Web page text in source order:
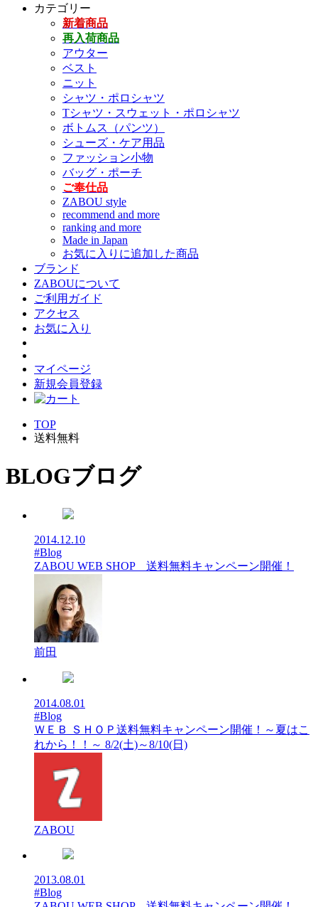
カテゴリー
新着商品
再入荷商品
アウター
ベスト
ニット
シャツ・ポロシャツ
Tシャツ・スウェット・ポロシャツ
ボトムス（パンツ）
シューズ・ケア用品
ファッション小物
バッグ・ポーチ
ご奉仕品
ZABOU style
recommend and more
ranking and more
Made in Japan
お気に入りに追加した商品
ブランド
ZABOUについて
ご利用ガイド
アクセス
お気に入り
マイページ
新規会員登録
TOP
送料無料
BLOGブログ
2014.12.10
#Blog
ZABOU WEB SHOP 送料無料キャンペーン開催！
前田
2014.08.01
#Blog
ＷＥＢ ＳＨＯＰ送料無料キャンペーン開催！～夏はこ
れから！！～ 8/2(土)～8/10(日)
ZABOU
2013.08.01
#Blog